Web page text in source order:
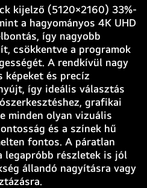
kijelző (5120×2160) 33%-
a hagyományos 4K UHD
így nagyobb
csökkentve a programok
A rendkívül nagy
képeket és precíz
így ideális választás
grafikai
minden olyan vizuális
és a színek hű
fontos. A páratlan
legapróbb részletek is jól
állandó nagyításra vagy